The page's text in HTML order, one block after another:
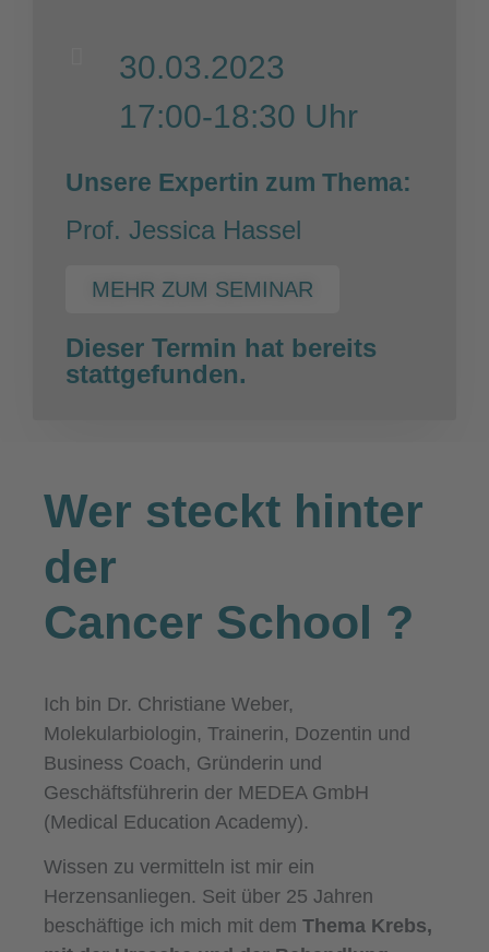
30.03.2023
17:00-18:30 Uhr
Unsere Expertin zum Thema:
Prof. Jessica Hassel
MEHR ZUM SEMINAR
Dieser Termin hat bereits
stattgefunden.
Wer steckt hinter
der
Cancer School ?
Ich bin Dr. Christiane Weber,
Molekularbiologin, Trainerin, Dozentin und
Business Coach, Gründerin und
Geschäftsführerin der MEDEA GmbH
(Medical Education Academy).
Wissen zu vermitteln ist mir ein
Herzensanliegen. Seit über 25 Jahren
beschäftige ich mich mit dem Thema Krebs,